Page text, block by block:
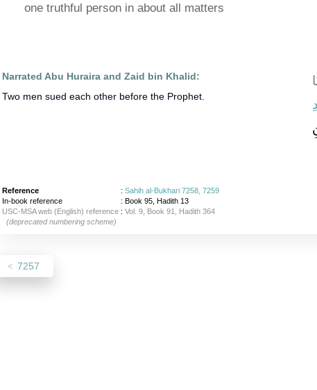
one truthful person in about all matters
Narrated Abu Huraira and Zaid bin Khalid:
Two men sued each other before the Prophet.
Reference : Sahih al-Bukhari 7258, 7259
In-book reference
: Book 95, Hadith 13
USC-MSA web (English) reference: Vol. 9, Book 91, Hadith 364
(deprecated numbering scheme)
7257